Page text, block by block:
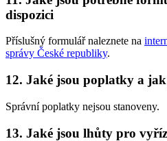
dispozici
Příslušný formulář naleznete na
správy České republiky.
12. Jaké jsou poplatky a
Správní poplatky nejsou stanoveny.
13. Jaké jsou lhůty pro